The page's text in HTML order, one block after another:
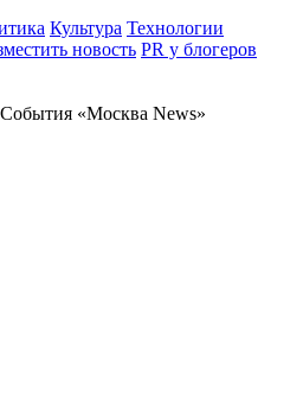
Культура Технологии
новость PR у блогеров
«Москва News»